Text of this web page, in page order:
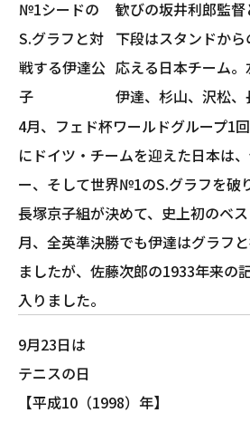
№1シードの
S.グラフと対
戦する伊達公
子
歓びの坂井利郎監督
下段はスタンドから
応える日本チーム。
伊達、杉山、沢松、
4月、フェド杯ワールドグループ1
にドイツ・チームを迎えた日本は
ー、そして世界№1のS.グラフを破
長塚京子組が決めて、史上初のベ
月、全英準決勝でも伊達はグラフ
ましたが、佐藤次郎の1933年来の
入りました。
9月23日は
テニスの日
【平成10（1998）年】